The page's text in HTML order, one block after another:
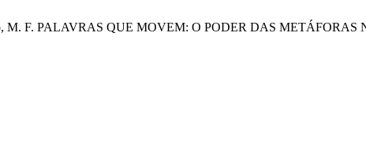
M. F. PALAVRAS QUE MOVEM: O PODER DAS METÁFORAS